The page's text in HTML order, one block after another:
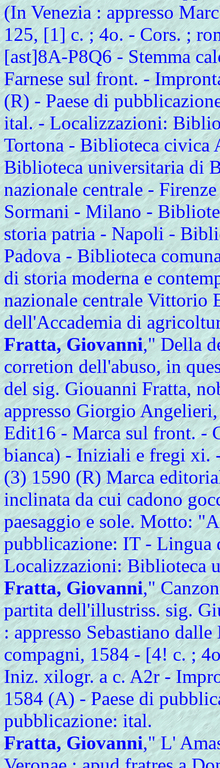
(In Venezia : appresso
125, [1] c. ; 4o. - Cors. ;
[ast]8A-P8Q6 - Stemma
Farnese sul front. -
(R) - Paese di
ital. - Localizzazioni:
Tortona - Biblioteca civica
Biblioteca universitaria di
nazionale centrale -
Sormani - Milano -
storia patria - Napoli -
Padova - Biblioteca
di storia moderna e
nazionale centrale Vittorio
dell'Accademia di
Fratta, Giovanni," Della
corretion dell'abuso, in
del sig. Giouanni Fratta,
appresso Giorgio
Edit16 - Marca sul front. -
bianca) - Iniziali e fregi xi.
(3) 1590 (R) Marca
inclinata da cui cadono
paesaggio e sole. Motto:
pubblicazione: IT -
Localizzazioni: Biblioteca
Fratta, Giovanni,"
partita dell'illustriss. sig.
: appresso Sebastiano
compagni, 1584 - [4! c. ;
Iniz. xilogr. a c. A2r -
1584 (A) - Paese di
pubblicazione: ital.
Fratta, Giovanni," L'